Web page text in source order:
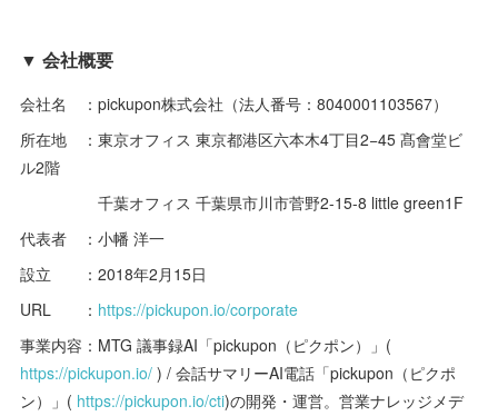
▼ 会社概要
会社名 ：pickupon株式会社（法人番号：8040001103567）
所在地 ：東京オフィス 東京都港区六本木4丁目2−45 髙會堂ビ
ル2階
千葉オフィス 千葉県市川市菅野2-15-8 little green1F
代表者 ：小幡 洋一
設立 ：2018年2月15日
URL ： https://pickupon.io/corporate
事業内容：MTG 議事録AI「pickupon（ピクポン）」(
https://pickupon.io/) / 会話サマリーAI電話「pickupon（ピクポ
ン）」( https://pickupon.io/cti)の開発・運営。営業ナレッジメデ